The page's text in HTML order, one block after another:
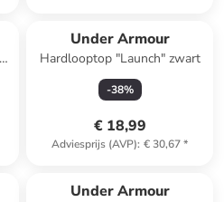
Under Armour
Hardlooptop "Launch" zwart
-38%
€ 18,99
Adviesprijs (AVP): € 30,67*
Under Armour